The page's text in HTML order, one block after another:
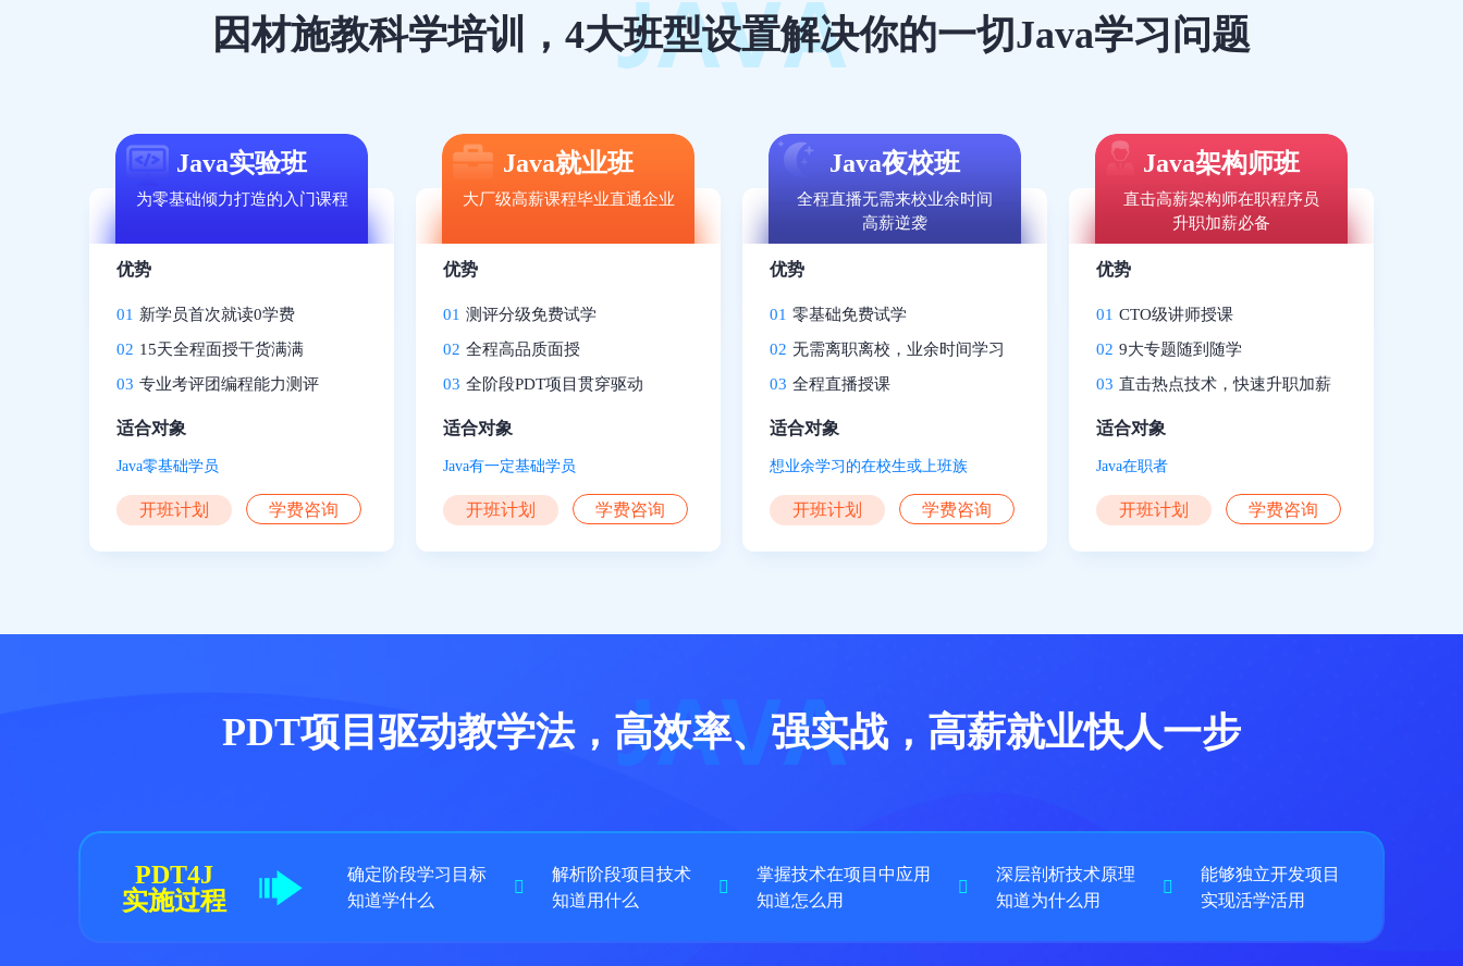
因材施教科学培训，4大班型设置解决你的一切Java学习问题
Java实验班
为零基础倾力打造的入门课程
优势
01 新学员首次就读0学费
02 15天全程面授干货满满
03 专业考评团编程能力测评
适合对象
Java零基础学员
开班计划 学费咨询
Java就业班
大厂级高薪课程毕业直通企业
优势
01 测评分级免费试学
02 全程高品质面授
03 全阶段PDT项目贯穿驱动
适合对象
Java有一定基础学员
开班计划 学费咨询
Java夜校班
全程直播无需来校业余时间
高薪逆袭
优势
01 零基础免费试学
02 无需离职离校，业余时间学习
03 全程直播授课
适合对象
想业余学习的在校生或上班族
开班计划 学费咨询
Java架构师班
直击高薪架构师在职程序员
升职加薪必备
优势
01 CTO级讲师授课
02 9大专题随到随学
03 直击热点技术，快速升职加薪
适合对象
Java在职者
开班计划 学费咨询
PDT项目驱动教学法，高效率、强实战，高薪就业快人一步
PDT4J
实施过程
确定阶段学习目标
知道学什么
解析阶段项目技术
知道用什么
掌握技术在项目中应用
知道怎么用
深层剖析技术原理
知道为什么用
能够独立开发项目
实现活学活用